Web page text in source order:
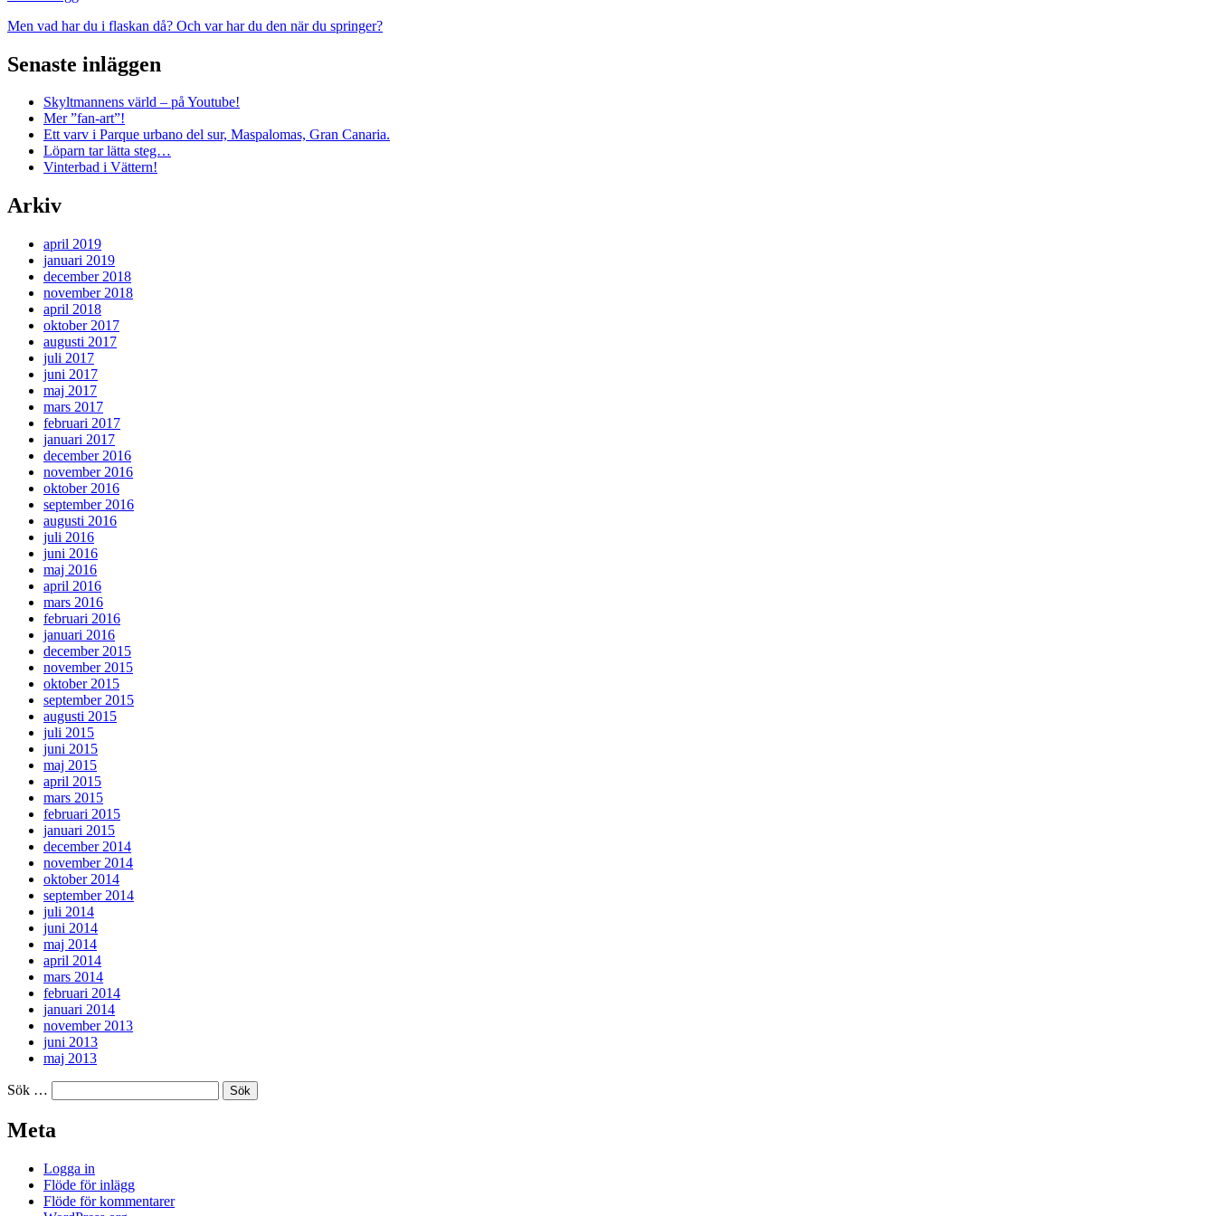
Men vad har du i flaskan då? Och var har du den när du springer?
Senaste inläggen
Skyltmannens värld – på Youtube!
Mer ”fan-art”!
Ett varv i Parque urbano del sur, Maspalomas, Gran Canaria.
Löparn tar lätta steg…
Vinterbad i Vättern!
Arkiv
april 2019
januari 2019
december 2018
november 2018
april 2018
oktober 2017
augusti 2017
juli 2017
juni 2017
maj 2017
mars 2017
februari 2017
januari 2017
december 2016
november 2016
oktober 2016
september 2016
augusti 2016
juli 2016
juni 2016
maj 2016
april 2016
mars 2016
februari 2016
januari 2016
december 2015
november 2015
oktober 2015
september 2015
augusti 2015
juli 2015
juni 2015
maj 2015
april 2015
mars 2015
februari 2015
januari 2015
december 2014
november 2014
oktober 2014
september 2014
juli 2014
juni 2014
maj 2014
april 2014
mars 2014
februari 2014
januari 2014
november 2013
juni 2013
maj 2013
Sök …
Meta
Logga in
Flöde för inlägg
Flöde för kommentarer